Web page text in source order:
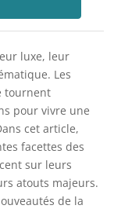
luxe, leur
Les
tournent
pour vivre une
cet article,
facettes des
sur leurs
atouts majeurs.
de la